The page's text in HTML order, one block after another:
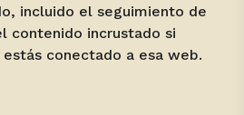
incluido el seguimiento de
contenido incrustado si
conectado a esa web.